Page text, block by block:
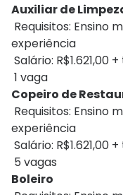
Auxiliar de
Requisitos: Ensino
experiência
Salário: R$1.621,00
1 vaga
Copeiro de
Requisitos: Ensino
experiência
Salário: R$1.621,00
5 vagas
Boleiro